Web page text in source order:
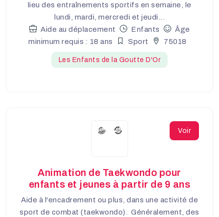
lieu des entraînements sportifs en semaine, le
lundi, mardi, mercredi et jeudi...
Aide au déplacement
Enfants
Âge
minimum requis : 18 ans
Sport 75018
Les Enfants de la Goutte D'Or
Voir
Animation de Taekwondo pour
enfants et jeunes à partir de 9 ans
Aide à l'encadrement ou plus, dans une activité de
sport de combat (taekwondo). Généralement, des